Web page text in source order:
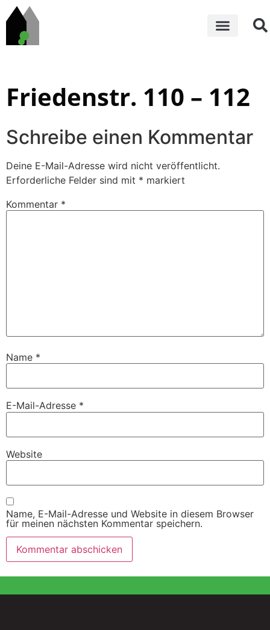
Friedenstr. 110 – 112
Schreibe einen Kommentar
Deine E-Mail-Adresse wird nicht veröffentlicht.
Erforderliche Felder sind mit * markiert
Kommentar *
Name *
E-Mail-Adresse *
Website
Name, E-Mail-Adresse und Website in diesem Browser
für meinen nächsten Kommentar speichern.